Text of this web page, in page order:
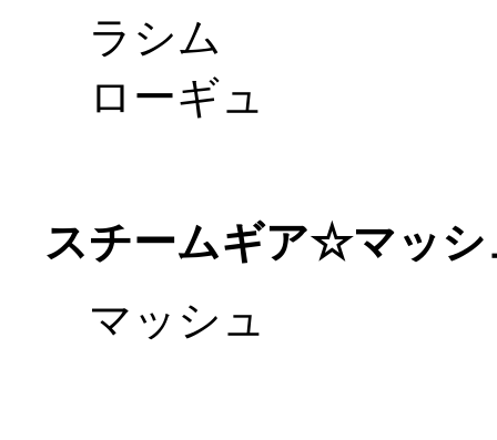
ラシム
ローギュ
スチームギア☆マッシ
マッシュ